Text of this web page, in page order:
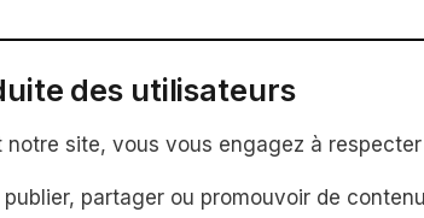
des utilisateurs
notre site, vous vous engagez à
publier, partager ou promouvoir de